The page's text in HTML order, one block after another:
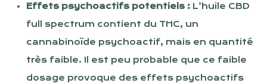
Effets psychoactifs potentiels : L’huile CBD
full spectrum contient du THC, un
cannabinoïde psychoactif, mais en quantité
très faible. Il est peu probable que ce faible
dosage provoque des effets psychoactifs